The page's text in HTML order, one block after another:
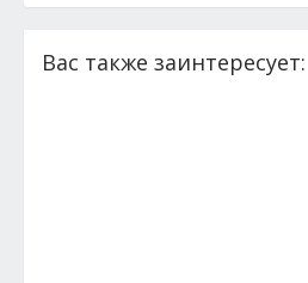
Вас также заинтересует: